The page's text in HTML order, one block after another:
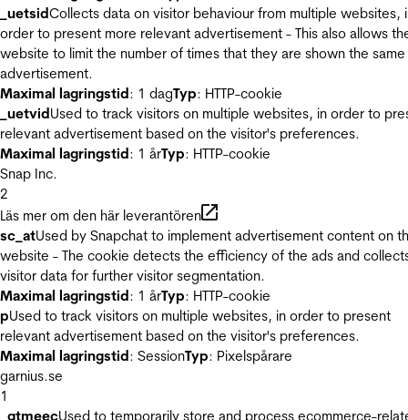
_uetsidCollects data on visitor behaviour from multiple websites,
order to present more relevant advertisement - This also allows
website to limit the number of times that they are shown the same
advertisement.
Maximal lagringstid: 1 dagTyp: HTTP-cookie
_uetvidUsed to track visitors on multiple websites, in order to
relevant advertisement based on the visitor's preferences.
Maximal lagringstid: 1 årTyp: HTTP-cookie
Snap Inc.
2
Läs mer om den här leverantören
sc_atUsed by Snapchat to implement advertisement content on
website - The cookie detects the efficiency of the ads and
visitor data for further visitor segmentation.
Maximal lagringstid: 1 årTyp: HTTP-cookie
pUsed to track visitors on multiple websites, in order to present
relevant advertisement based on the visitor's preferences.
Maximal lagringstid: SessionTyp: Pixelspårare
garnius.se
1
_gtmeecUsed to temporarily store and process ecommerce-